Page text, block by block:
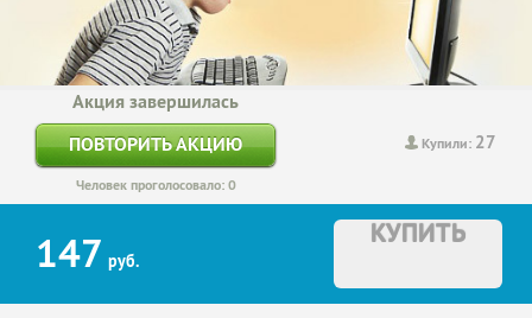
Купили: 27
Акция завершилась
ПОВТОРИТЬ АКЦИЮ
Человек проголосовало: 0
147 руб.
КУПИТЬ